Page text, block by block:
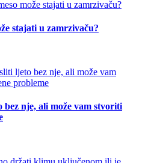
stajati u zamrzivaču?
bez nje, ali može vam stvoriti